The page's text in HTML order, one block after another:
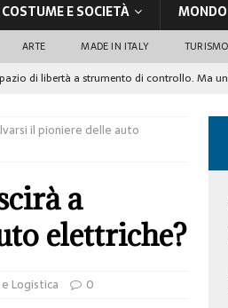
COSTUME E SOCIETÀ MONDO
ARTE MADE IN ITALY TURISMO
di libertà a strumento di controllo. Ma
un attore al di sopra di ogni sospetto
aziendale è in crescita, per prevenirla
il pioniere delle auto
a
elettriche?
Logistica 0